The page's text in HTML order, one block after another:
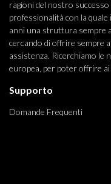
ragioni del nostro
professionalità con la
anni una struttura sempre
cercando di offrire sempre
assistenza. Ricerchiamo le
europea, per poter offrire
Supporto
Domande Frequenti